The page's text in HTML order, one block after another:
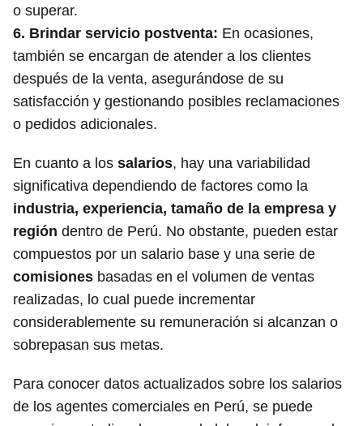
o superar.
6. Brindar servicio postventa: En ocasiones,
también se encargan de atender a los clientes
después de la venta, asegurándose de su
satisfacción y gestionando posibles reclamaciones
o pedidos adicionales.
En cuanto a los salarios, hay una variabilidad
significativa dependiendo de factores como la
industria, experiencia, tamaño de la empresa y
región dentro de Perú. No obstante, pueden estar
compuestos por un salario base y una serie de
comisiones basadas en el volumen de ventas
realizadas, lo cual puede incrementar
considerablemente su remuneración si alcanzan o
sobrepasan sus metas.
Para conocer datos actualizados sobre los salarios
de los agentes comerciales en Perú, se puede